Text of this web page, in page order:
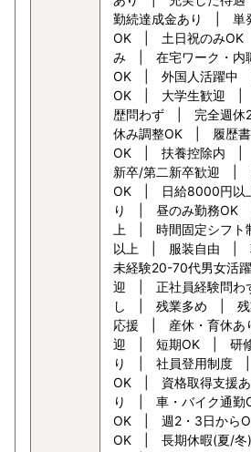
勤続達成金あり |
OK | 土日祝のみ
み | 在宅ワーク・
OK | 外国人活躍中
OK | 大学生歓迎 |
歴問わず | 完全週
休み調整OK | 履歴
OK | 扶養控除内 |
新卒/第二新卒歓迎 |
OK | 日給8000円
り | 昼のみ勤務OK
上 | 時間固定シフ
以上 | 服装自由 |
未経験20-70代男女
迎 | 正社員経験問
し | 残業多め | 残
応援 | 産休・育休
迎 | 短期OK | 研
り | 社員登用制度 |
OK | 資格取得支援
り | 車・バイク通
OK | 週2・3日から
OK | 長期休暇(夏/